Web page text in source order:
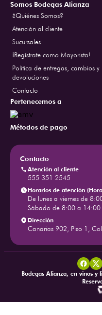
Somos Bodegas Alianza
¿Quiénes Somos?
Atención al cliente
Sucursales
¡Regístrate como Mayorista!
Politica de entregas, cambios y
devoluciones
Contacto
Pertenecemos a
Métodos de pago
Contacto
Atención al cliente
555 351 2545
Horarios de atención
De lunes a viernes de
Sábado de 8:00 a 14:00
Dirección
Canarias 902, Piso 1,
Bodegas Alianza, en vinos y